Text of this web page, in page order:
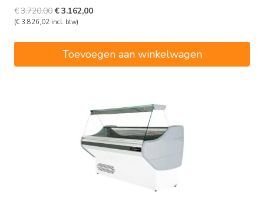
€3.720,00Oorspronkelijke
prijs
€3.720,00.
€3.162,00Huidige
(€ 3.826,02 incl. btw)
Toevoegen aan winkelwagen